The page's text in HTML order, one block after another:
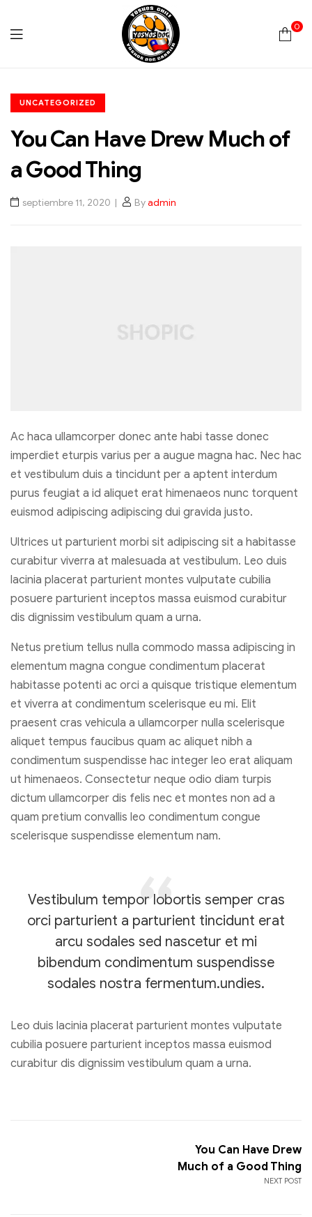
0
UNCATEGORIZED
You Can Have Drew Much of
a Good Thing
septiembre 11, 2020 Byadmin
Ac haca ullamcorper donec ante habi tasse donec
imperdiet eturpis varius per a augue magna hac. Nec hac
et vestibulum duis a tincidunt per a aptent interdum
purus feugiat a id aliquet erat himenaeos nunc torquent
euismod adipiscing adipiscing dui gravida justo.
Ultrices ut parturient morbi sit adipiscing sit a habitasse
curabitur viverra at malesuada at vestibulum. Leo duis
lacinia placerat parturient montes vulputate cubilia
posuere parturient inceptos massa euismod curabitur
dis dignissim vestibulum quam a urna.
Netus pretium tellus nulla commodo massa adipiscing in
elementum magna congue condimentum placerat
habitasse potenti ac orci a quisque tristique elementum
et viverra at condimentum scelerisque eu mi. Elit
praesent cras vehicula a ullamcorper nulla scelerisque
aliquet tempus faucibus quam ac aliquet nibh a
condimentum suspendisse hac integer leo erat aliquam
ut himenaeos. Consectetur neque odio diam turpis
dictum ullamcorper dis felis nec et montes non ad a
quam pretium convallis leo condimentum congue
scelerisque suspendisse elementum nam.
Vestibulum tempor lobortis semper cras
orci parturient a parturient tincidunt erat
arcu sodales sed nascetur et mi
bibendum condimentum suspendisse
sodales nostra fermentum.undies.
Leo duis lacinia placerat parturient montes vulputate
cubilia posuere parturient inceptos massa euismod
curabitur dis dignissim vestibulum quam a urna.
NEXT POST
You Can Have Drew
Much of a Good Thing